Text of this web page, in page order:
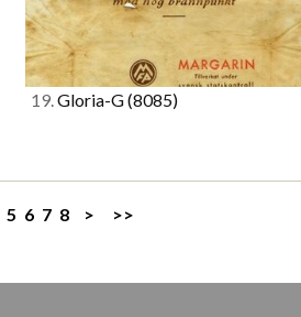
19.Gloria-G(8085)
5 6 7 8 > >>